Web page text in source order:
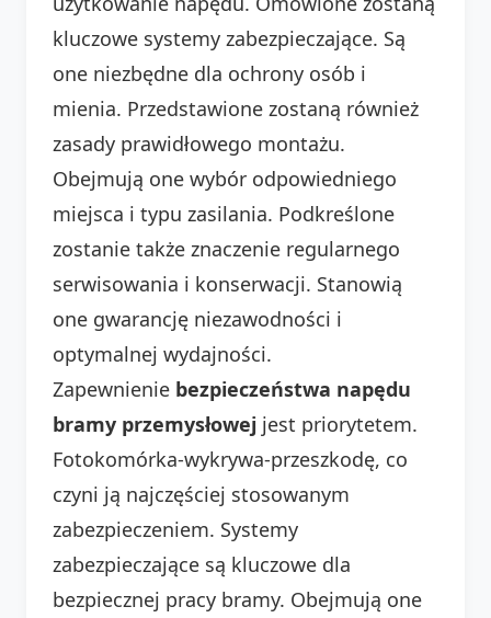
kluczowe systemy zabezpieczające. Są
one niezbędne dla ochrony osób i
mienia. Przedstawione zostaną również
zasady prawidłowego montażu.
Obejmują one wybór odpowiedniego
miejsca i typu zasilania. Podkreślone
zostanie także znaczenie regularnego
serwisowania i konserwacji. Stanowią
one gwarancję niezawodności i
optymalnej wydajności.
Zapewnienie bezpieczeństwa napędu
bramy przemysłowej jest priorytetem.
Fotokomórka-wykrywa-przeszkodę, co
czyni ją najczęściej stosowanym
zabezpieczeniem. Systemy
zabezpieczające są kluczowe dla
bezpiecznej pracy bramy. Obejmują one